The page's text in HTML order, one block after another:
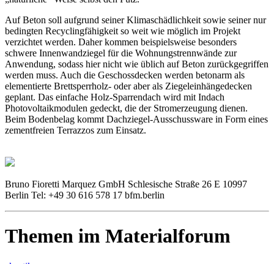
Auf Beton soll aufgrund seiner Klimaschädlichkeit sowie seiner nur
bedingten Recyclingfähigkeit so weit wie möglich im Projekt
verzichtet werden. Daher kommen beispielsweise besonders
schwere Innenwandziegel für die Wohnungstrennwände zur
Anwendung, sodass hier nicht wie üblich auf Beton zurückgegriffen
werden muss. Auch die Geschossdecken werden betonarm als
elementierte Brettsperrholz- oder aber als Ziegeleinhängedecken
geplant. Das einfache Holz-Sparrendach wird mit Indach
Photovoltaikmodulen gedeckt, die der Stromerzeugung dienen.
Beim Bodenbelag kommt Dachziegel-Ausschussware in Form eines
zementfreien Terrazzos zum Einsatz.
Bruno Fioretti Marquez GmbH Schlesische Straße 26 E 10997
Berlin Tel: +49 30 616 578 17 bfm.berlin
Themen im Materialforum